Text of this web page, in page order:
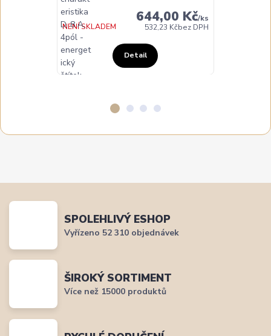
644,00 Kč/ks
532,23 Kčbez DPH
NENÍ SKLADEM
Detail
SPOLEHLIVÝ ESHOP
Vyřízeno 52 310 objednávek
ŠIROKÝ SORTIMENT
Více než 15000 produktů